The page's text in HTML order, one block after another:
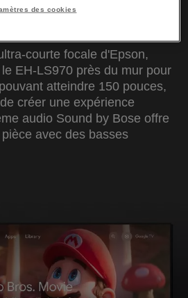
courte focale d'Epson,
EH-LS970 près du mur pour
atteindre 150 pouces,
créer une expérience
audio Sound by Bose offre
avec des basses
des cookies